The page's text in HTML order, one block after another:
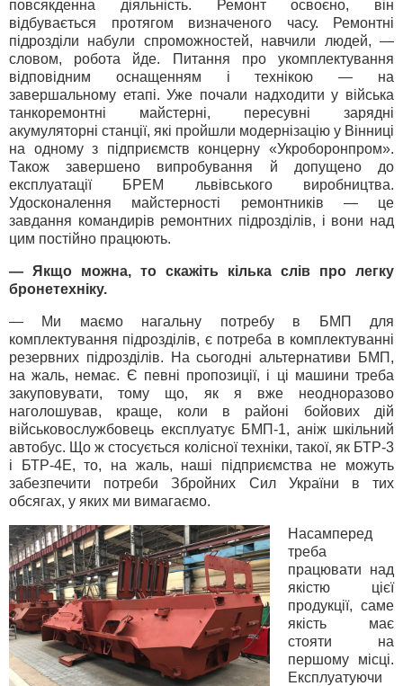
повсякденна діяльність. Ремонт освоєно, він
відбувається протягом визначеного часу. Ремонтні
підрозділи набули спроможностей, навчили людей, —
словом, робота йде. Питання про укомплектування
відповідним оснащенням і технікою — на
завершальному етапі. Уже почали надходити у війська
танкоремонтні майстерні, пересувні зарядні
акумуляторні станції, які пройшли модернізацію у Вінниці
на одному з підприємств концерну «Укроборонпром».
Також завершено випробування й допущено до
експлуатації БРЕМ львівського виробництва.
Удосконалення майстерності ремонтників — це
завдання командирів ремонтних підрозділів, і вони над
цим постійно працюють.
— Якщо можна, то скажіть кілька слів про легку
бронетехніку.
— Ми маємо нагальну потребу в БМП для
комплектування підрозділів, є потреба в комплектуванні
резервних підрозділів. На сьогодні альтернативи БМП,
на жаль, немає. Є певні пропозиції, і ці машини треба
закуповувати, тому що, як я вже неодноразово
наголошував, краще, коли в районі бойових дій
військовослужбовець експлуатує БМП-1, аніж шкільний
автобус. Що ж стосується колісної техніки, такої, як БТР-3
і БТР-4Е, то, на жаль, наші підприємства не можуть
забезпечити потреби Збройних Сил України в тих
обсягах, у яких ми вимагаємо.
Насамперед
треба
працювати над
якістю цієї
продукції, саме
якість має
стояти на
першому місці.
Експлуатуючи